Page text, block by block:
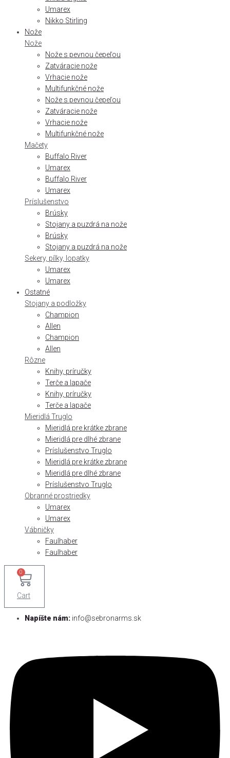
Umarex
Nikko Stirling
Nože
Nože
Nože s pevnou čepeľou
Zatváracie nože
Vrhacie nože
Multifunkčné nože
Nože s pevnou čepeľou
Zatváracie nože
Vrhacie nože
Multifunkčné nože
Mačety
Buffalo River
Umarex
Buffalo River
Umarex
Príslušenstvo
Brúsky
Stojany a puzdrá na nože
Brúsky
Stojany a puzdrá na nože
Sekery, pílky, lopatky
Umarex
Umarex
Ostatné
Stojany a podložky
Champion
Allen
Champion
Allen
Rôzne
Knihy, príručky
Terče a lapače
Knihy, príručky
Terče a lapače
Mieridlá Truglo
Mieridlá pre krátke zbrane
Mieridlá pre dlhé zbrane
Príslušenstvo Truglo
Mieridlá pre krátke zbrane
Mieridlá pre dlhé zbrane
Príslušenstvo Truglo
Obranné prostriedky
Umarex
Umarex
Vábničky
Faulhaber
Faulhaber
0
Cart
Napíšte nám: info@sebronarms.sk